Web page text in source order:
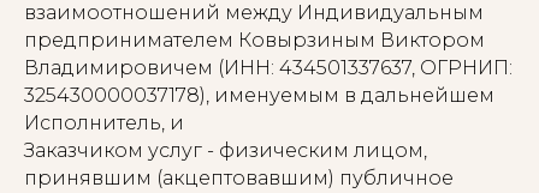
взаимоотношений между Индивидуальным
предпринимателем Ковырзиным Виктором
Владимировичем (ИНН: 434501337637, ОГРНИП:
325430000037178), именуемым в дальнейшем
Исполнитель, и
Заказчиком услуг - физическим лицом,
принявшим (акцептовавшим) публичное